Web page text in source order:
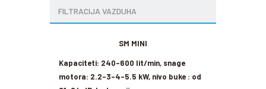
FILTRACIJA VAZDUHA
SM MINI
Kapaciteti: 240-600 lit/min, snage
motora: 2.2-3-4-5.5 kW, nivo buke : od